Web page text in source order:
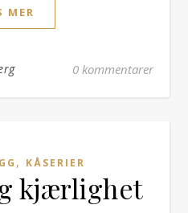
MER
0 kommentarer
, KÅSERIER
kjærlighet